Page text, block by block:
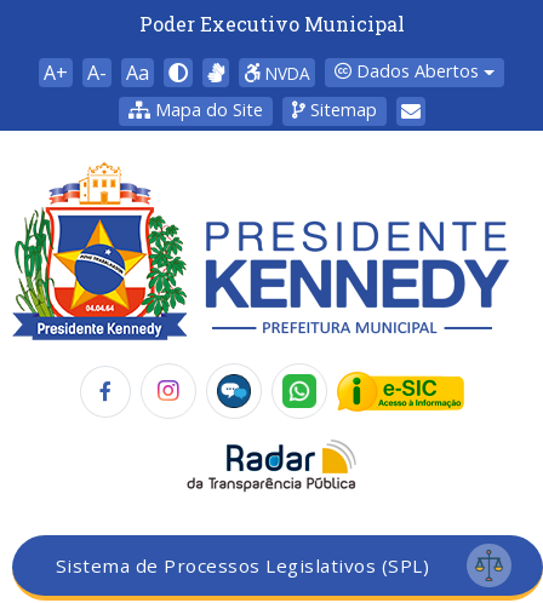
Poder Executivo Municipal
A+ A- Aa NVDA
Dados Abertos
Mapa do Site
Sitemap
Sistema de Processos Legislativos (SPL)